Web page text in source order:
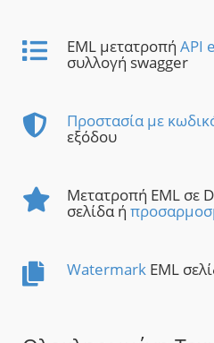
EML μετατροπή API
συλλογή swagger
Προστασία με
εξόδου
Μετατροπή EML σε
σελίδα ή
Watermark EML